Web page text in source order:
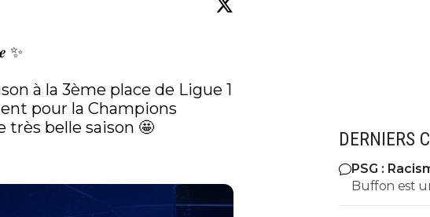
✨
à la 3ème place de Ligue 1
pour la Champions
très belle saison 🤩
DERNIERS
PSG :
écarte
Buffon est
le numéro